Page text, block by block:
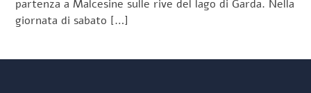
partenza a Malcesine sulle rive del lago di Garda. Nella
giornata di sabato […]